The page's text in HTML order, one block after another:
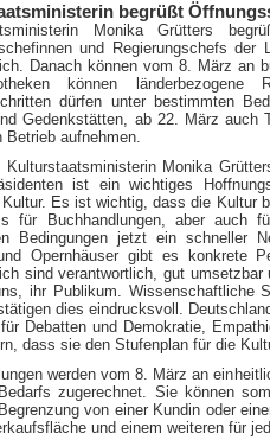
begrüßt
Monika Grütters
und Regierungschefs
Danach können vom 8. März an
können länderbezogene
dürfen unter bestimmten
Gedenkstätten, ab 22. März auch
Betrieb aufnehmen.
Kulturstaatsministerin Monika
ist ein wichtiges
Es ist wichtig, dass die Kultur
für Buchhandlungen, aber auch
Bedingungen jetzt ein schneller
Opernhäuser gibt es konkrete
sind verantwortlich, gut
ihr Publikum. Wissenschaftliche
dies eindrucksvoll.
Debatten und Demokratie,
dass sie den Stufenplan für die
werden vom 8. März an
zugerechnet. Sie können
von einer Kundin oder
und einem weiteren für